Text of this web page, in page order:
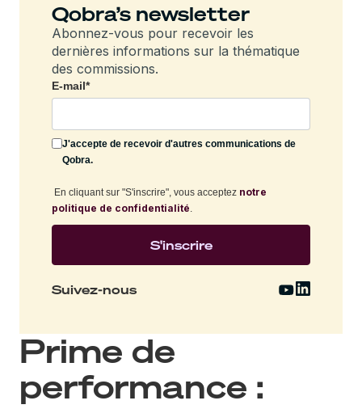
Prime de
performance :
Qobra’s newsletter
Abonnez-vous pour recevoir les
dernières informations sur la thématique
des commissions.
E-mail*
J'accepte de recevoir d'autres communications de
Qobra.
En cliquant sur "S'inscrire", vous acceptez notre
politique de confidentialité.
Suivez-nous